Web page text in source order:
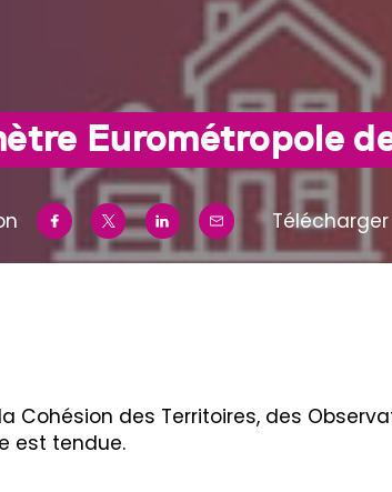
Eurométropole
Télécharger
Cohésion des Territoires, des
est tendue.